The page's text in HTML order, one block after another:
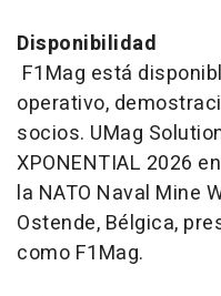
Disponibilidad
F1Mag está
operativo,
socios. UMag
XPONENTIAL 2026
la NATO Naval Mine
Ostende, Bélgica,
como F1Mag.